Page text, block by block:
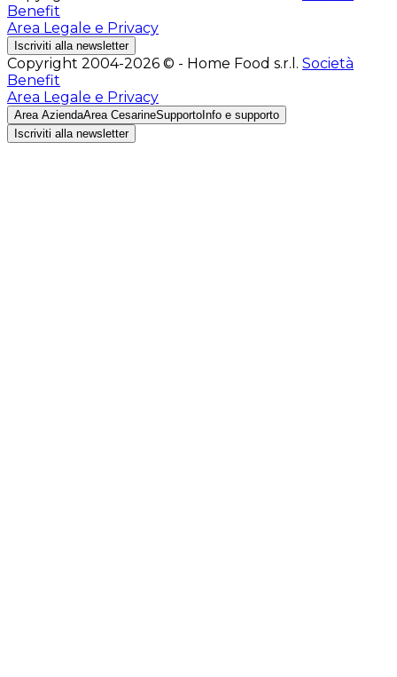
Benefit
Area Legale e Privacy
Iscriviti alla newsletter
Copyright 2004-2026 © - Home Food s.r.l. Società
Benefit
Area Legale e Privacy
Area AziendaArea CesarineSupporto Info e supporto
Iscriviti alla newsletter